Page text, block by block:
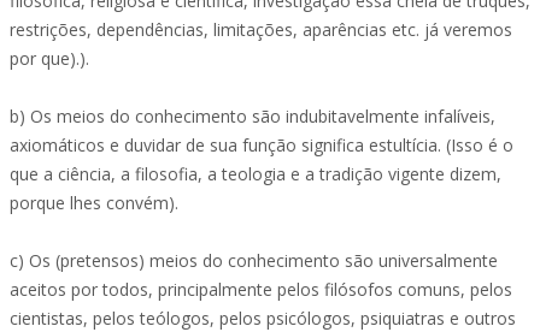
restrições, dependências, limitações, aparências etc. já veremos
por que).).
b) Os meios do conhecimento são indubitavelmente infalíveis,
axiomáticos e duvidar de sua função significa estultícia. (Isso é o
que a ciência, a filosofia, a teologia e a tradição vigente dizem,
porque lhes convém).
c) Os (pretensos) meios do conhecimento são universalmente
aceitos por todos, principalmente pelos filósofos comuns, pelos
cientistas, pelos teólogos, pelos psicólogos, psiquiatras e outros